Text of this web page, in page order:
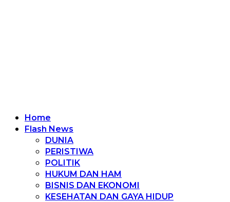
Home
Flash News
DUNIA
PERISTIWA
POLITIK
HUKUM DAN HAM
BISNIS DAN EKONOMI
KESEHATAN DAN GAYA HIDUP